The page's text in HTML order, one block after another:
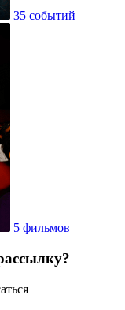
35 событий
5 фильмов